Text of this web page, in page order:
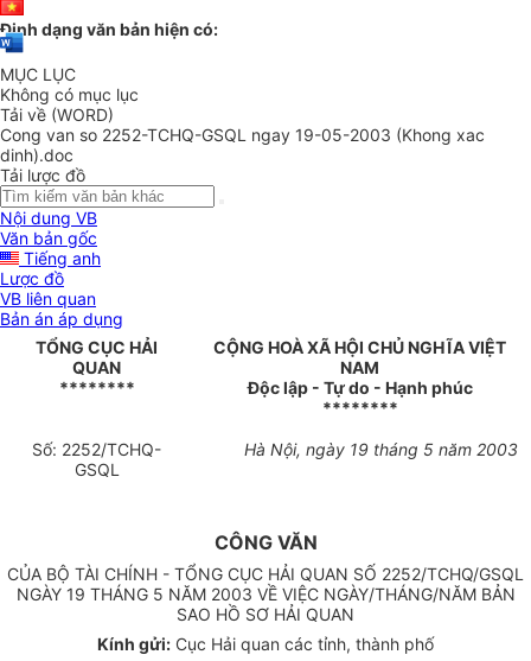
Định dạng văn bản hiện có:
MỤC LỤC
Không có mục lục
Tải về (WORD)
Cong van so 2252-TCHQ-GSQL ngay 19-05-2003 (Khong xac
dinh).doc
Tải lược đồ
Nội dung VB
Văn bản gốc
Tiếng anh
Lược đồ
VB liên quan
Bản án áp dụng
TỔNG CỤC HẢI
QUAN
********
CỘNG HOÀ XÃ HỘI CHỦ NGHĨA VIỆT
NAM
Độc lập - Tự do - Hạnh phúc
********
Số: 2252/TCHQ-
GSQL
Hà Nội, ngày 19 tháng 5 năm 2003
CÔNG VĂN
CỦA BỘ TÀI CHÍNH - TỔNG CỤC HẢI QUAN SỐ 2252/TCHQ/GSQL
NGÀY 19 THÁNG 5 NĂM 2003 VỀ VIỆC NGÀY/THÁNG/NĂM BẢN
SAO HỒ SƠ HẢI QUAN
Kính gửi: Cục Hải quan các tỉnh, thành phố